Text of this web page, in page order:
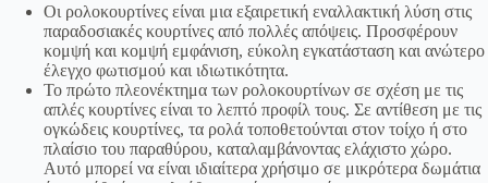
Οι ρολοκουρτίνες είναι μια εξαιρετική εναλλακτική λύση στις
παραδοσιακές κουρτίνες από πολλές απόψεις. Προσφέρουν
κομψή και κομψή εμφάνιση, εύκολη εγκατάσταση και ανώτερο
έλεγχο φωτισμού και ιδιωτικότητα.
Το πρώτο πλεονέκτημα των ρολοκουρτίνων σε σχέση με τις
απλές κουρτίνες είναι το λεπτό προφίλ τους. Σε αντίθεση με τις
ογκώδεις κουρτίνες, τα ρολά τοποθετούνται στον τοίχο ή στο
πλαίσιο του παραθύρου, καταλαμβάνοντας ελάχιστο χώρο.
Αυτό μπορεί να είναι ιδιαίτερα χρήσιμο σε μικρότερα δωμάτια